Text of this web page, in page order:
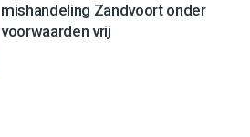
mishandeling Zandvoort onder
voorwaarden vrij